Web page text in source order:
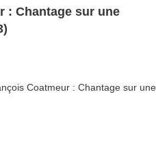
: Chantage sur une